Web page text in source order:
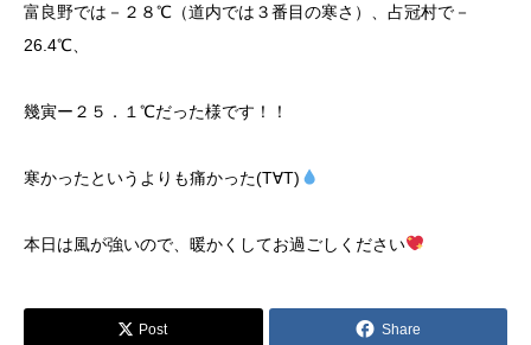
富良野では－２８℃（道内では３番目の寒さ）、占冠村で－
26.4℃、
幾寅ー２５．１℃だった様です！！
寒かったというよりも痛かった(T∀T)
本日は風が強いので、暖かくしてお過ごしください
Post Share